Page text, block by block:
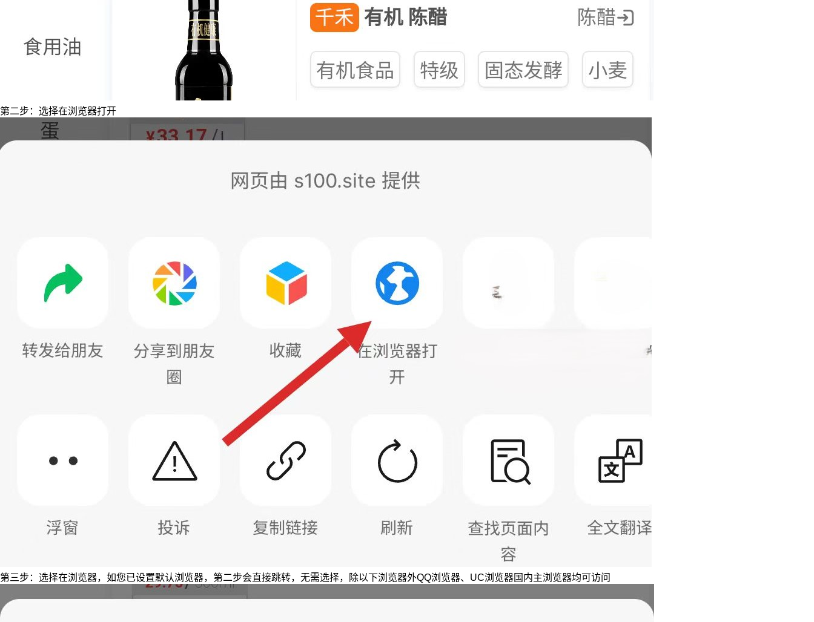
第二步：选择在浏览器打开
第三步：选择在浏览器，如您已设置默认浏览器，第二步会直接跳转，无需选择，除以下浏览器外QQ浏览器、UC浏览器国内主浏览器均可访问